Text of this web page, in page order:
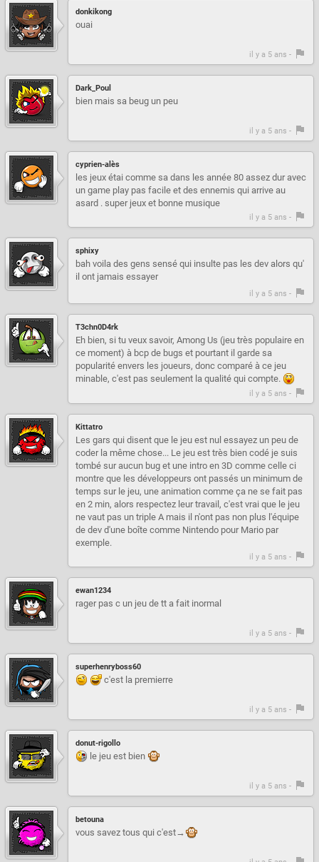
donkikong
ouai
il y a 5 ans -
Dark_Poul
bien mais sa beug un peu
il y a 5 ans -
cyprien-alès
les jeux étai comme sa dans les année 80 assez dur avec
un game play pas facile et des ennemis qui arrive au
asard . super jeux et bonne musique
il y a 5 ans -
sphixy
bah voila des gens sensé qui insulte pas les dev alors qu'
il ont jamais essayer
il y a 5 ans -
T3chn0D4rk
Eh bien, si tu veux savoir, Among Us (jeu très populaire en
ce moment) à bcp de bugs et pourtant il garde sa
popularité envers les joueurs, donc comparé à ce jeu
minable, c'est pas seulement la qualité qui compte.
il y a 5 ans -
Kittatro
Les gars qui disent que le jeu est nul essayez un peu de
coder la même chose... Le jeu est très bien codé je suis
tombé sur aucun bug et une intro en 3D comme celle ci
montre que les développeurs ont passés un minimum de
temps sur le jeu, une animation comme ça ne se fait pas
en 2 min, alors respectez leur travail, c'est vrai que le jeu
ne vaut pas un triple A mais il n'ont pas non plus l'équipe
de dev d'une boîte comme Nintendo pour Mario par
exemple.
il y a 5 ans -
ewan1234
rager pas c un jeu de tt a fait inormal
il y a 5 ans -
superhenryboss60
c'est la premierre
il y a 5 ans -
donut-rigollo
le jeu est bien
il y a 5 ans -
betouna
vous savez tous qui c'est→